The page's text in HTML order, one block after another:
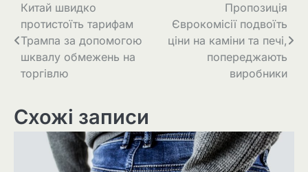
Навігація
записів
Китай швидко
протистоїть тарифам
Трампа за допомогою
шквалу обмежень на
торгівлю
Пропозиція
Єврокомісії подвоїть
ціни на каміни та печі,
попереджають
виробники
Схожі записи